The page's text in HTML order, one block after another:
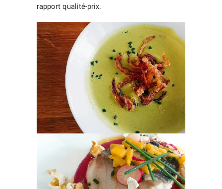
rapport qualité-prix.